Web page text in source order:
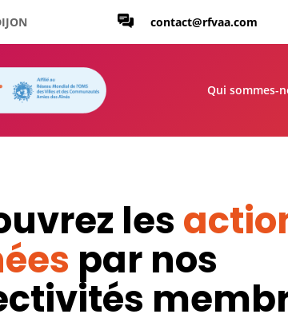
contact@rfvaa.com
Qui sommes-
les
par nos